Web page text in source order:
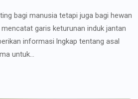
bagi manusia tetapi juga bagi hewan
garis keturunan induk jantan
informasi lngkap tentang asal
untuk...